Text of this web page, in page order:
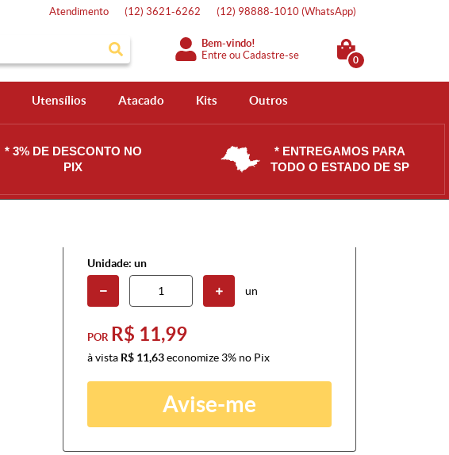
Atendimento (12) 3621-6262 (12) 98888-1010 (WhatsApp)
Bem-vindo!
Entre ouCadastre-se 0
Utensílios Atacado Kits Outros
* 3% DE DESCONTO NO
PIX
* ENTREGAMOS PARA
TODO O ESTADO DE SP
Unidade: un
un
POR R$ 11,99
à vista R$ 11,63economize 3% no Pix
Avise-me